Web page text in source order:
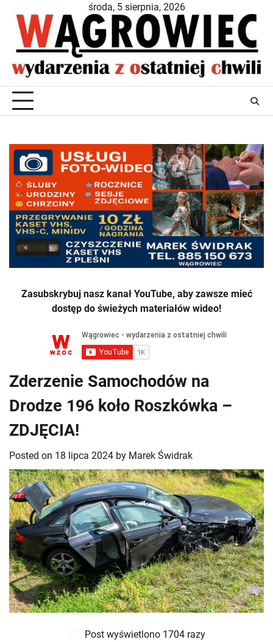
content
środa, 5 sierpnia, 2026
Zasubskrybuj nasz kanał YouTube, aby zawsze mieć
dostęp do świeżych materiałów wideo!
Zderzenie Samochodów na
Drodze 196 koło Roszkówka –
ZDJĘCIA!
Posted on 18 lipca 2024 by Marek Świdrak
Post wyświetlono 1704 razy